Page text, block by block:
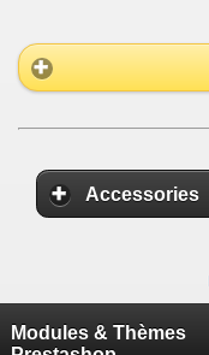
Accessories
Modules & Thèmes